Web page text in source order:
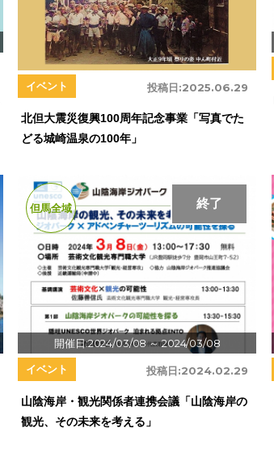
投稿日:2025.06.29
イベント
北但大震災復興100周年記念事業「写真でた
どる城崎温泉の100年」
開催日:2024/03/08 ～ 2024/03/08
終了
但馬全域
投稿日:2024.02.29
イベント
山陰海岸・観光関係者連携会議「山陰海岸の
観光、その未来を考える」